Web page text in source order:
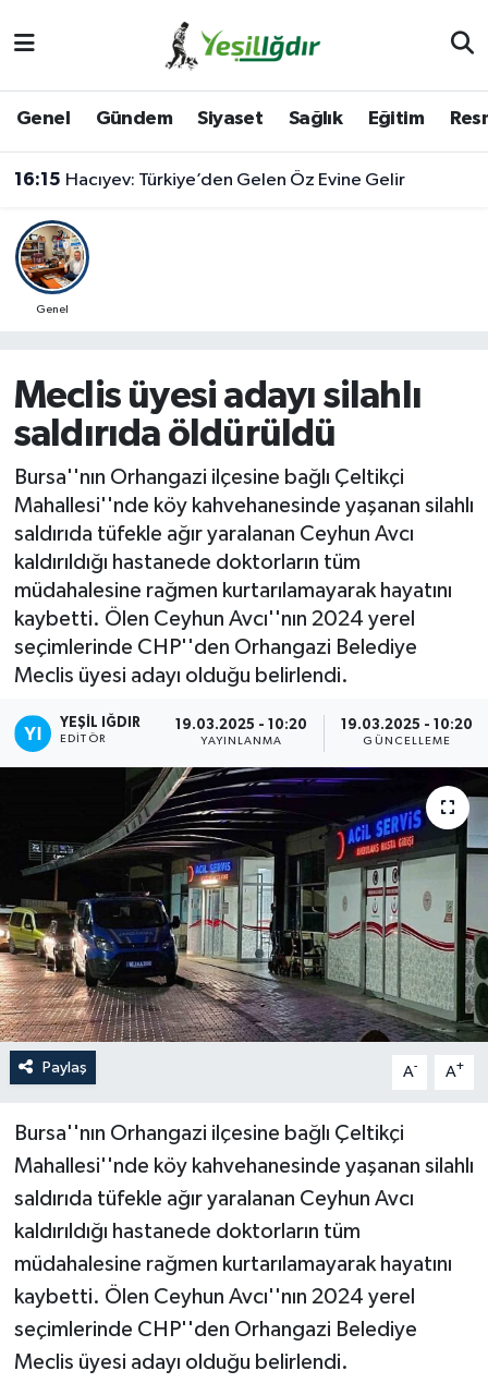
Genel Gündem Siyaset Sağlık Eğitim
16:15 Hacıyev: Türkiye’den Gelen Öz Evine Gelir
Genel
Meclis üyesi adayı silahlı
saldırıda öldürüldü
Bursa''nın Orhangazi ilçesine bağlı Çeltikçi
Mahallesi''nde köy kahvehanesinde yaşanan silahlı
saldırıda tüfekle ağır yaralanan Ceyhun Avcı
kaldırıldığı hastanede doktorların tüm
müdahalesine rağmen kurtarılamayarak hayatını
kaybetti. Ölen Ceyhun Avcı''nın 2024 yerel
seçimlerinde CHP''den Orhangazi Belediye
Meclis üyesi adayı olduğu belirlendi.
YEŞIL IĞDIR
EDITÖR
19.03.2025 - 10:20
YAYINLANMA
19.03.2025 - 10:20
GÜNCELLEME
Paylaş A- A+
Bursa''nın Orhangazi ilçesine bağlı Çeltikçi
Mahallesi''nde köy kahvehanesinde yaşanan silahlı
saldırıda tüfekle ağır yaralanan Ceyhun Avcı
kaldırıldığı hastanede doktorların tüm
müdahalesine rağmen kurtarılamayarak hayatını
kaybetti. Ölen Ceyhun Avcı''nın 2024 yerel
seçimlerinde CHP''den Orhangazi Belediye
Meclis üyesi adayı olduğu belirlendi.
İğdir Namaz Vakitleri
Iğdır Trafik Yoğunluk Haritası
Süper Lig Puan Durumu ve Fikstür
Son Dakika Haberleri
Haber Arşivi